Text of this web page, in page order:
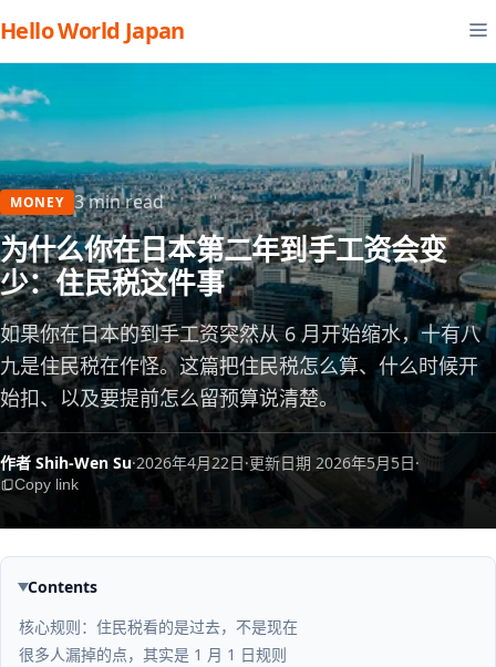
Hello World Japan
MONEY 3 min read
为什么你在日本第二年到手工资会变
少：住民税这件事
如果你在日本的到手工资突然从 6 月开始缩水，十有八
九是住民税在作怪。这篇把住民税怎么算、什么时候开
始扣、以及要提前怎么留预算说清楚。
作者 Shih-Wen Su·2026年4月22日·更新日期 2026年5月5日·
Copy link
Contents
核心规则：住民税看的是过去，不是现在
很多人漏掉的点，其实是 1 月 1 日规则